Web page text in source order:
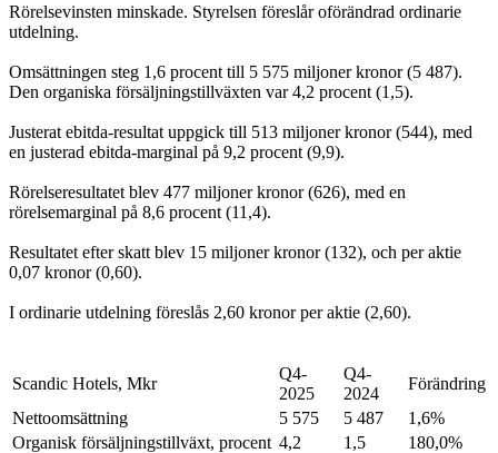
Rörelsevinsten minskade. Styrelsen föreslår oförändrad ordinarie
utdelning.
Omsättningen steg 1,6 procent till 5 575 miljoner kronor (5 487).
Den organiska försäljningstillväxten var 4,2 procent (1,5).
Justerat ebitda-resultat uppgick till 513 miljoner kronor (544), med
en justerad ebitda-marginal på 9,2 procent (9,9).
Rörelseresultatet blev 477 miljoner kronor (626), med en
rörelsemarginal på 8,6 procent (11,4).
Resultatet efter skatt blev 15 miljoner kronor (132), och per aktie
0,07 kronor (0,60).
I ordinarie utdelning föreslås 2,60 kronor per aktie (2,60).
Scandic Hotels, Mkr
Q4-
2025
Q4-
2024
Förändring
Nettoomsättning
5 575 5 487
1,6%
Organisk försäljningstillväxt, procent 4,2 1,5
180,0%